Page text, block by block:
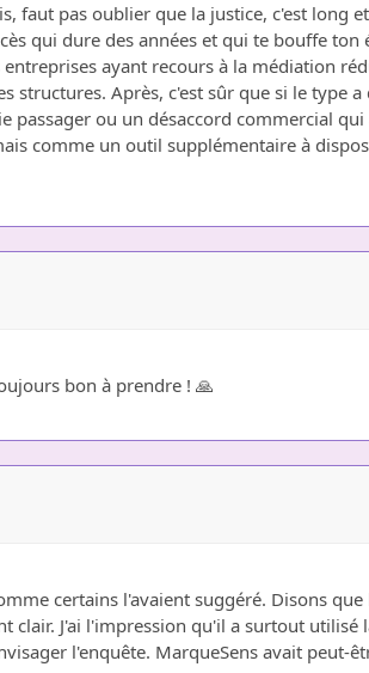
faut pas oublier que la justice, c'est long
qui dure des années et qui te bouffe
ayant recours à la médiation
structures. Après, c'est sûr que si le type
passager ou un désaccord commercial
comme un outil supplémentaire à
bon à prendre ! 🙏
certains l'avaient suggéré. Disons
J'ai l'impression qu'il a surtout
l'enquête. MarqueSens avait